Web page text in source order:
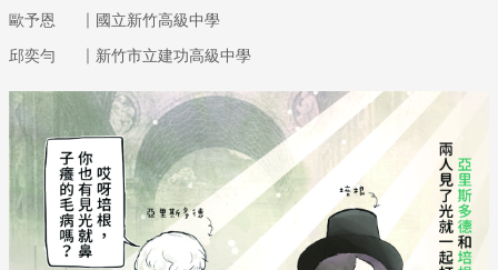
歐予恩 ｜ 國立新竹高級中學
邱奕勻
｜ 新竹市立建功高級中學